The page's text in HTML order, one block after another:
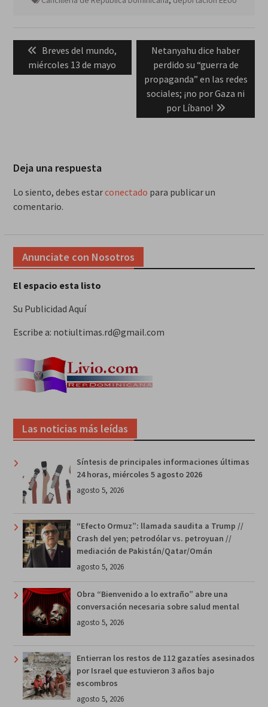
entradas
Previous
post:
Breves del mundo,
miércoles 13 de mayo
Next
post:
Netanyahu dice haber
perdido su “guerra de
propaganda” en las redes
sociales; ¡no por Gaza ni
por Líbano!
Deja una respuesta
Lo siento, debes estarconectado para publicar un
comentario.
Anunciate con Nosotros
El espacio esta listo
Su Publicidad Aquí
Escribe a: notiultimas.rd@gmail.com
Las noticias más leídas
Síntesis de principales informaciones últimas
24 horas, miércoles 5 agosto 2026
agosto 5, 2026
“Efecto Ormuz”: llamada saudita a Trump //
Crash del yen; petrodólar vs. petroyuan //
mediación de Pakistán/Qatar/Omán
agosto 5, 2026
Obra “Bienvenido a lo extraño” abre una
conversación necesaria sobre salud mental
agosto 5, 2026
Entierran los restos de 112 gazatíes asesinados
por Israel que estuvieron 3 años bajo
escombros
agosto 5, 2026